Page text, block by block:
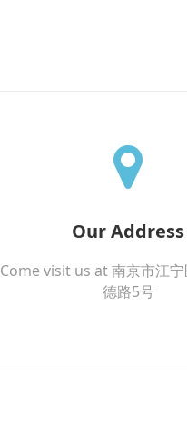
Our Address
Come visit us at 南京市江
德路5号